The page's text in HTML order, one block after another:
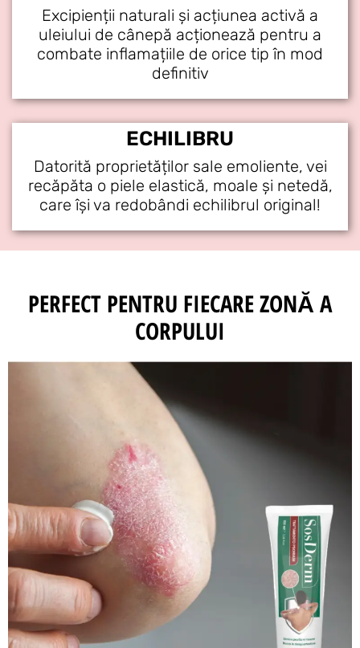
Excipienții naturali și acțiunea activă a
uleiului de cânepă acționează pentru a
combate inflamațiile de orice tip în mod
definitiv
ECHILIBRU
Datorită proprietăților sale emoliente, vei
recăpăta o piele elastică, moale și netedă,
care își va redobândi echilibrul original!
PERFECT PENTRU FIECARE ZONĂ A
CORPULUI